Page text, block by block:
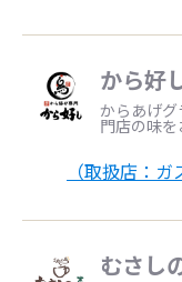
から好
からあげ
門店の味を
（取扱店：ガ
むさし